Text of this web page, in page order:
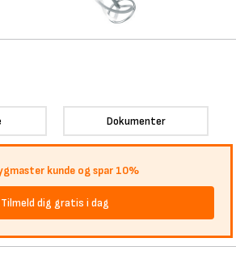
Dokumenter
kunde og spar 10%
Tilmeld dig gratis i dag